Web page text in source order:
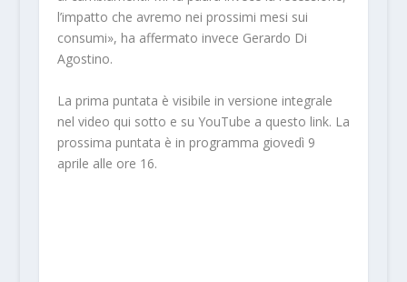
l’impatto che avremo nei prossimi mesi sui
consumi», ha affermato invece Gerardo Di
Agostino.
La prima puntata è visibile in versione integrale
nel video qui sotto e su YouTube a questo link. La
prossima puntata è in programma giovedì 9
aprile alle ore 16.